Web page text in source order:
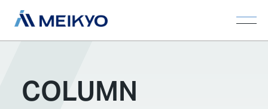
COLUMN